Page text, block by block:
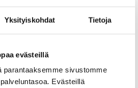
Yksityiskohdat Tietoja
evästeillä
parantaaksemme sivustomme
Evästeillä